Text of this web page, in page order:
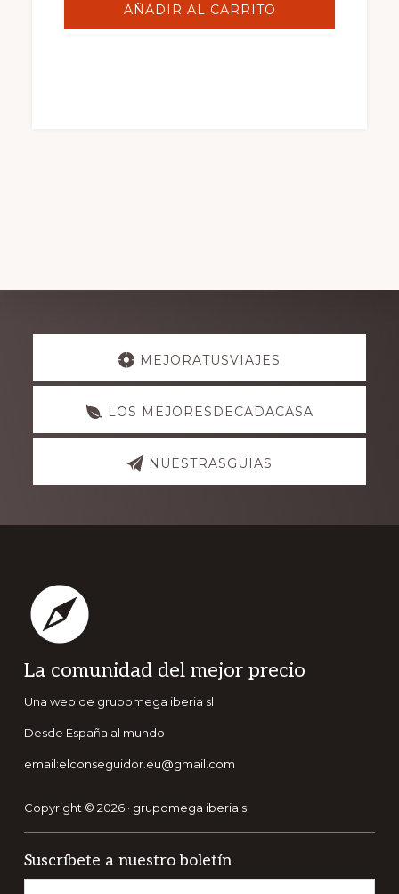
AÑADIR AL CARRITO
Explore
MEJORATUSVIAJES
LOS MEJORESDECADACASA
NUESTRASGUIAS
Footer
La comunidad del mejor precio
Una web de grupomega iberia sl
Desde España al mundo
email:elconseguidor.eu@gmail.com
Copyright © 2026 · grupomega iberia sl
Suscríbete a nuestro boletín